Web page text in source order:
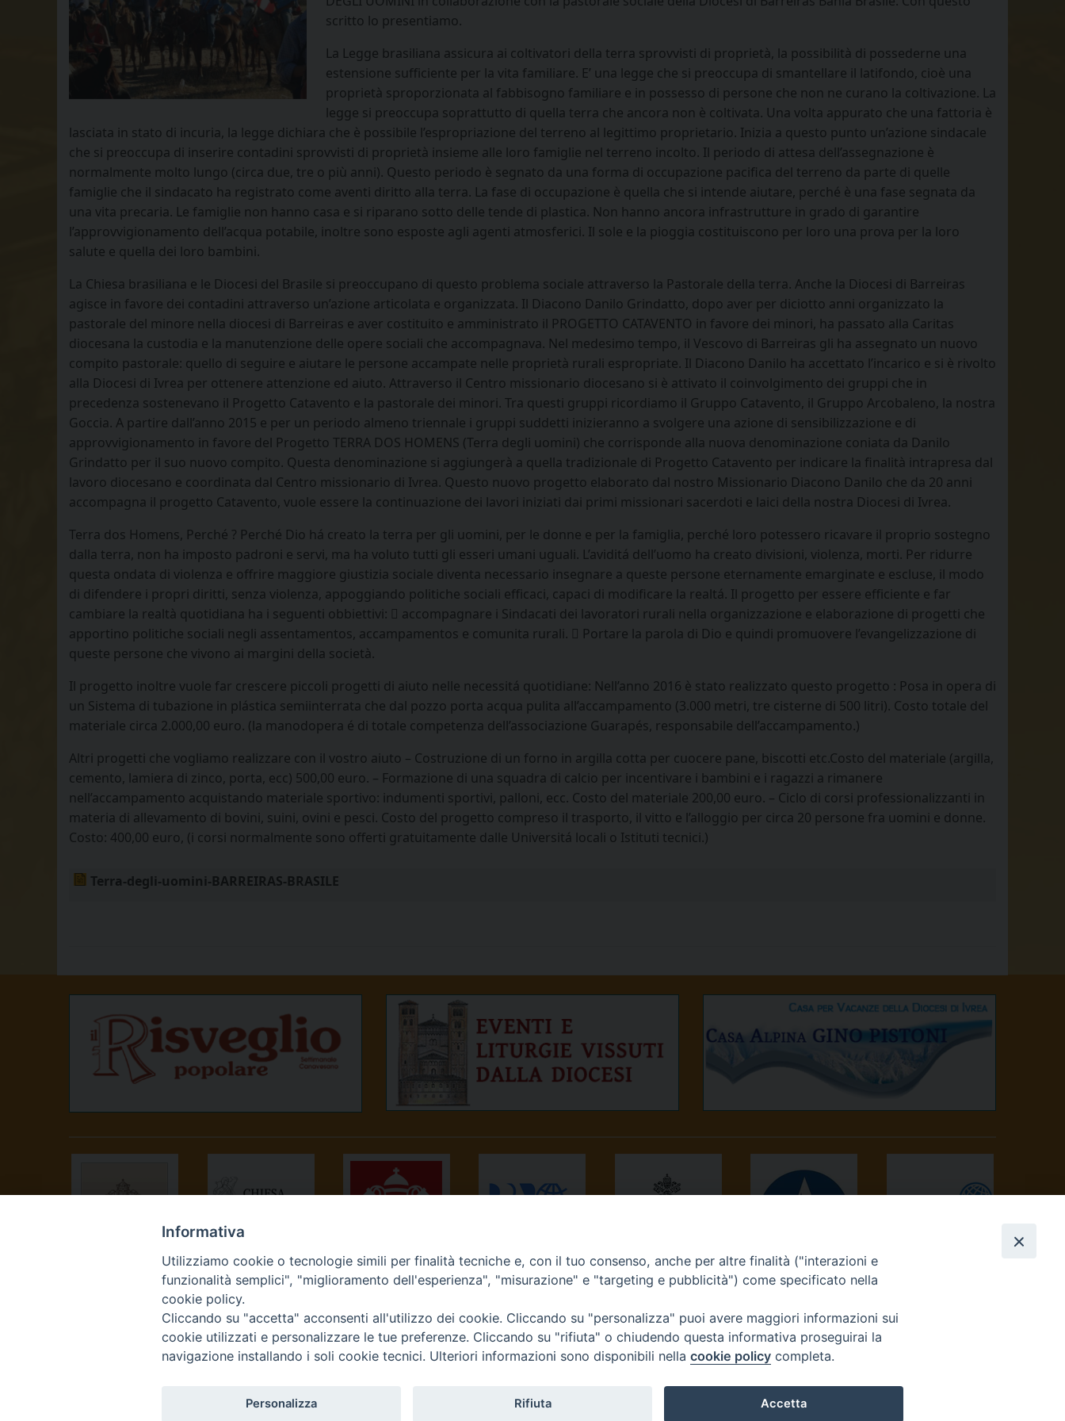
scritto lo presentiamo.
La Legge brasiliana assicura ai coltivatori della terra sprovvisti di proprietà, la possibilità di possederne una
estensione sufficiente per la vita familiare. E’ una legge che si preoccupa di smantellare il latifondo, cioè una
proprietà sproporzionata al fabbisogno familiare e in possesso di persone che non ne curano la coltivazione. La
legge si preoccupa soprattutto di quella terra che ancora non è coltivata. Una volta appurato che una fattoria è
lasciata in stato di incuria, la legge dichiara che è possibile l’espropriazione del terreno al legittimo proprietario. Inizia a questo punto un’azione sindacale
che si preoccupa di inserire contadini sprovvisti di proprietà insieme alle loro famiglie nel terreno incolto. Il periodo di attesa dell’assegnazione è
normalmente molto lungo (circa due, tre o più anni). Questo periodo è segnato da una forma di occupazione pacifica del terreno da parte di quelle
famiglie che il sindacato ha registrato come aventi diritto alla terra. La fase di occupazione è quella che si intende aiutare, perché è una fase segnata da
una vita precaria. Le famiglie non hanno casa e si riparano sotto delle tende di plastica. Non hanno ancora infrastrutture in grado di garantire
l’approvvigionamento dell’acqua potabile, inoltre sono esposte agli agenti atmosferici. Il sole e la pioggia costituiscono per loro una prova per la loro
salute e quella dei loro bambini.
La Chiesa brasiliana e le Diocesi del Brasile si preoccupano di questo problema sociale attraverso la Pastorale della terra. Anche la Diocesi di Barreiras
agisce in favore dei contadini attraverso un’azione articolata e organizzata. Il Diacono Danilo Grindatto, dopo aver per diciotto anni organizzato la
pastorale del minore nella diocesi di Barreiras e aver costituito e amministrato il PROGETTO CATAVENTO in favore dei minori, ha passato alla Caritas
diocesana la custodia e la manutenzione delle opere sociali che accompagnava. Nel medesimo tempo, il Vescovo di Barreiras gli ha assegnato un nuovo
compito pastorale: quello di seguire e aiutare le persone accampate nelle proprietà rurali espropriate. Il Diacono Danilo ha accettato l’incarico e si è rivolto
alla Diocesi di Ivrea per ottenere attenzione ed aiuto. Attraverso il Centro missionario diocesano si è attivato il coinvolgimento dei gruppi che in
precedenza sostenevano il Progetto Catavento e la pastorale dei minori. Tra questi gruppi ricordiamo il Gruppo Catavento, il Gruppo Arcobaleno, la nostra
Goccia. A partire dall’anno 2015 e per un periodo almeno triennale i gruppi suddetti inizieranno a svolgere una azione di sensibilizzazione e di
approvvigionamento in favore del Progetto TERRA DOS HOMENS (Terra degli uomini) che corrisponde alla nuova denominazione coniata da Danilo
Grindatto per il suo nuovo compito. Questa denominazione si aggiungerà a quella tradizionale di Progetto Catavento per indicare la finalità intrapresa dal
lavoro diocesano e coordinata dal Centro missionario di Ivrea. Questo nuovo progetto elaborato dal nostro Missionario Diacono Danilo che da 20 anni
accompagna il progetto Catavento, vuole essere la continuazione dei lavori iniziati dai primi missionari sacerdoti e laici della nostra Diocesi di Ivrea.
Terra dos Homens, Perché ? Perché Dio há creato la terra per gli uomini, per le donne e per la famiglia, perché loro potessero ricavare il proprio sostegno
dalla terra, non ha imposto padroni e servi, ma ha voluto tutti gli esseri umani uguali. L’aviditá dell’uomo ha creato divisioni, violenza, morti. Per ridurre
questa ondata di violenza e offrire maggiore giustizia sociale diventa necessario insegnare a queste persone eternamente emarginate e escluse, il modo
di difendere i propri diritti, senza violenza, appoggiando politiche sociali efficaci, capaci di modificare la realtá. Il progetto per essere efficiente e far
cambiare la realtà quotidiana ha i seguenti obbiettivi:  accompagnare i Sindacati dei lavoratori rurali nella organizzazione e elaborazione di progetti che
apportino politiche sociali negli assentamentos, accampamentos e comunita rurali.  Portare la parola di Dio e quindi promuovere l’evangelizzazione di
queste persone che vivono ai margini della società.
Il progetto inoltre vuole far crescere piccoli progetti di aiuto nelle necessitá quotidiane: Nell’anno 2016 è stato realizzato questo progetto : Posa in opera di
un Sistema di tubazione in plástica semiinterrata che dal pozzo porta acqua pulita all’accampamento (3.000 metri, tre cisterne di 500 litri). Costo totale del
materiale circa 2.000,00 euro. (la manodopera é di totale competenza dell’associazione Guarapés, responsabile dell’accampamento.)
Altri progetti che vogliamo realizzare con il vostro aiuto – Costruzione di un forno in argilla cotta per cuocere pane, biscotti etc.Costo del materiale (argilla,
cemento, lamiera di zinco, porta, ecc) 500,00 euro. – Formazione di una squadra di calcio per incentivare i bambini e i ragazzi a rimanere
nell’accampamento acquistando materiale sportivo: indumenti sportivi, palloni, ecc. Costo del materiale 200,00 euro. – Ciclo di corsi professionalizzanti in
materia di allevamento di bovini, suini, ovini e pesci. Costo del progetto compreso il trasporto, il vitto e l’alloggio per circa 20 persone fra uomini e donne.
Costo: 400,00 euro, (i corsi normalmente sono offerti gratuitamente dalle Universitá locali o Istituti tecnici.)
Terra-degli-uomini-BARREIRAS-BRASILE
CONFERENZA
EPISCOPALE
ITALIANA
NEWS.VA RADIO VATICANA
OSSERVATORE
ROMANO
AVVENIRE
Informativa
Utilizziamo cookie o tecnologie simili per finalità tecniche e, con il tuo consenso, anche per altre finalità ("interazioni e
funzionalità semplici", "miglioramento dell'esperienza", "misurazione" e "targeting e pubblicità") come specificato nella
cookie policy.
Cliccando su "accetta" acconsenti all'utilizzo dei cookie. Cliccando su "personalizza" puoi avere maggiori informazioni sui
cookie utilizzati e personalizzare le tue preferenze. Cliccando su "rifiuta" o chiudendo questa informativa proseguirai la
navigazione installando i soli cookie tecnici. Ulteriori informazioni sono disponibili nella cookie policy completa.
Personalizza Rifiuta Accetta